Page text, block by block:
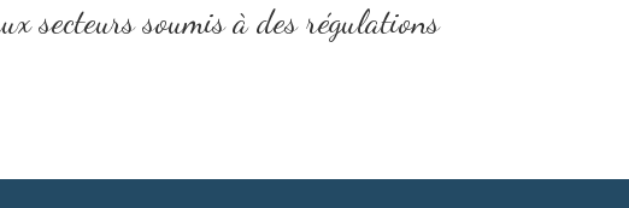
secteurs soumis à des régulations